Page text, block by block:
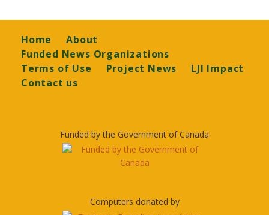
Footer
Home
About
Funded News Organizations
Terms of Use
Project News
LJI Impact
Contact us
Funded by the Government of Canada
Computers donated by